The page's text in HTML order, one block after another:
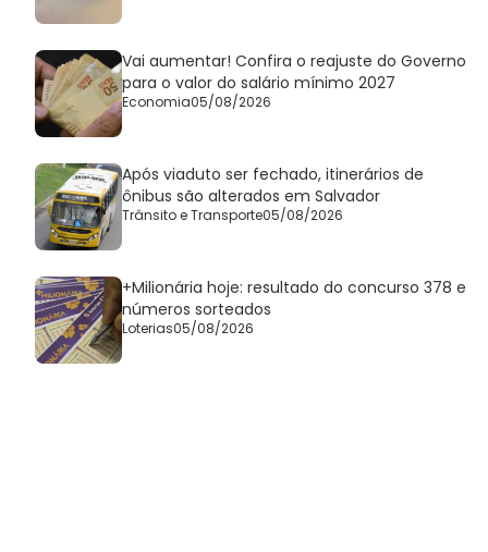
Vai aumentar! Confira o reajuste do Governo
para o valor do salário mínimo 2027
Economia05/08/2026
Após viaduto ser fechado, itinerários de
ônibus são alterados em Salvador
Trânsito e Transporte05/08/2026
+Milionária hoje: resultado do concurso 378 e
números sorteados
Loterias05/08/2026